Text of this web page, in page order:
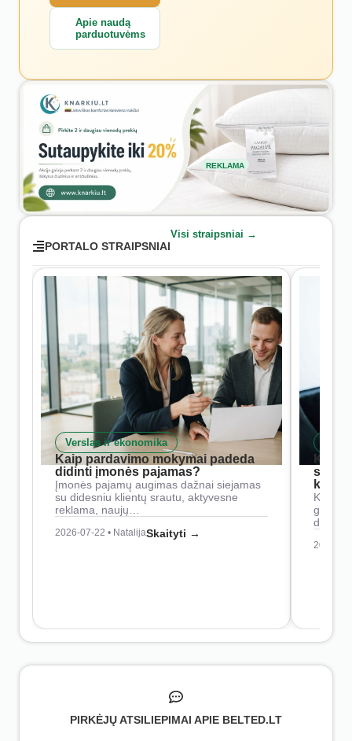
Apie naudą
parduotuvėms
REKLAMA
PORTALO STRAIPSNIAI
Visi straipsniai →
Verslas ir ekonomika
Kaip pardavimo mokymai padeda
didinti įmonės pajamas?
Įmonės pajamų augimas dažnai siejamas
su didesniu klientų srautu, aktyvesne
reklama, naujų…
2026-07-22 • NatalijaSkaityti →
Kaip
2026-
PIRKĖJŲ ATSILIEPIMAI APIE BELTED.LT